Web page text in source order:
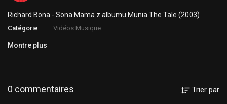
Richard Bona - Sona Mama z albumu Munia The Tale (2003)
Catégorie Vidéos Musique
Montre plus
0 commentaires Trier par